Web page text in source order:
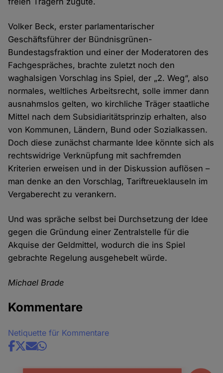
Volker Beck, erster parlamentarischer
Geschäftsführer der Bündnisgrünen-
Bundestagsfraktion und einer der Moderatoren des
Fachgespräches, brachte zuletzt noch den
waghalsigen Vorschlag ins Spiel, der „2. Weg“, also
normales, weltliches Arbeitsrecht, solle immer dann
ausnahmslos gelten, wo kirchliche Träger staatliche
Mittel nach dem Subsidiaritätsprinzip erhalten, also
von Kommunen, Ländern, Bund oder Sozialkassen.
Doch diese zunächst charmante Idee könnte sich als
rechtswidrige Verknüpfung mit sachfremden
Kriterien erweisen und in der Diskussion auflösen –
man denke an den Vorschlag, Tariftreueklauseln im
Vergaberecht zu verankern.
Und was spräche selbst bei Durchsetzung der Idee
gegen die Gründung einer Zentralstelle für die
Akquise der Geldmittel, wodurch die ins Spiel
gebrachte Regelung ausgehebelt würde.
Michael Brade
Kommentare
Netiquette für Kommentare
Share
news